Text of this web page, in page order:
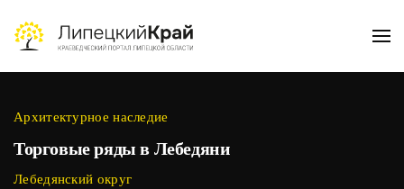
Skip to main content
Архитектурное наследие
Торговые ряды в Лебедяни
Лебедянский округ